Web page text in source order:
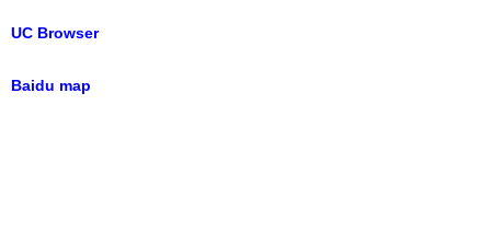
UC Browser
Baidu map